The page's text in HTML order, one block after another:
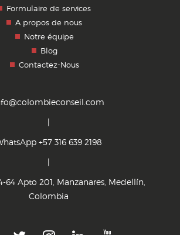
Formulaire de services
A propos de nous
Notre équipe
Blog
Contactez-Nous
|
+57 316 639 2198
|
64 Apto 201, Manzanares, Medellín,
Colombia